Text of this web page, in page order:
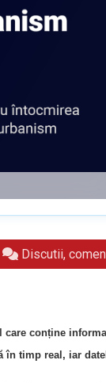
Discutii,
conține
timp real, iar